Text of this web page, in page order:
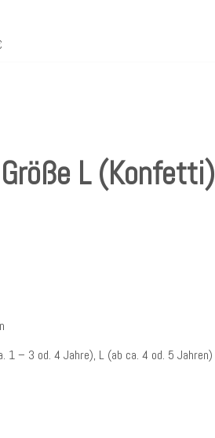
L (Konfetti)
1 – 3 od. 4 Jahre), L (ab ca. 4 od. 5 Jahren)